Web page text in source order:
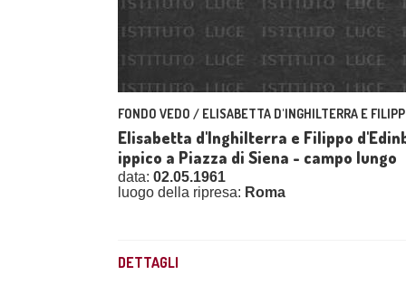
FONDO VEDO / ELISABETTA D'INGHILTERRA E
Elisabetta d'Inghilterra e Filippo
ippico a Piazza di Siena - campo lungo
data: 02.05.1961
luogo della ripresa: Roma
DETTAGLI